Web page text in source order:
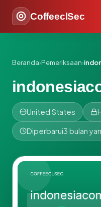
CoffeeclSec
Beranda›Pemeriksaan›
United States
Diperbarui3 bulan